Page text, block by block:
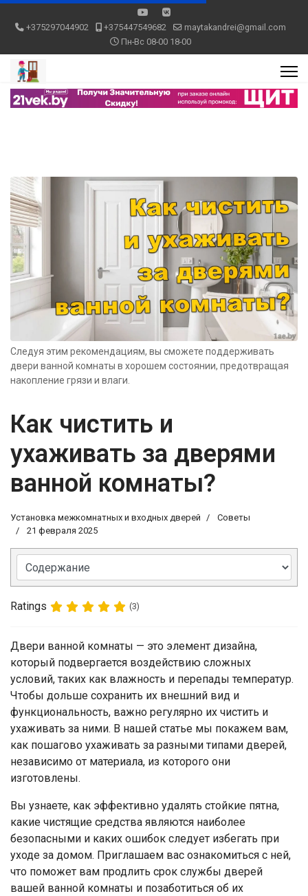
+375297044902 +375447549682
maytakandrei@gmail.com
Пн-Вс 08-00 18-00
Следуя этим рекомендациям, вы сможете поддерживать
двери ванной комнаты в хорошем состоянии, предотвращая
накопление грязи и влаги.
Как чистить и
ухаживать за дверями
ванной комнаты?
Установка межкомнатных и входных дверей
Советы
21 февраля 2025
Ratings (3)
Двери ванной комнаты — это элемент дизайна,
который подвергается воздействию сложных
условий, таких как влажность и перепады температур.
Чтобы дольше сохранить их внешний вид и
функциональность, важно регулярно их чистить и
ухаживать за ними. В нашей статье мы покажем вам,
как пошагово ухаживать за разными типами дверей,
независимо от материала, из которого они
изготовлены.
Вы узнаете, как эффективно удалять стойкие пятна,
какие чистящие средства являются наиболее
безопасными и каких ошибок следует избегать при
уходе за домом. Приглашаем вас ознакомиться с ней,
что поможет вам продлить срок службы дверей
вашей ванной комнаты и позаботиться об их